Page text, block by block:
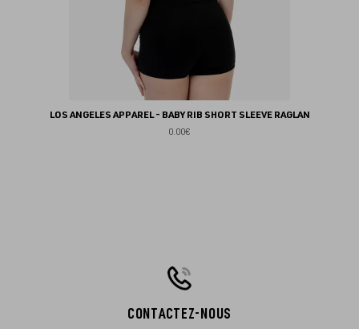
LOS ANGELES APPAREL - BABY RIB SHORT SLEEVE RAGLAN
0.00€
CONTACTEZ-NOUS